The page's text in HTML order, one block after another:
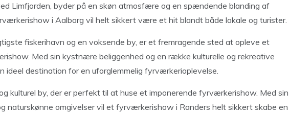
Limfjorden, byder på en skøn atmosfære og en spændende blanding af
i Aalborg vil helt sikkert være et hit blandt både lokale og turister.
fiskerihavn og en voksende by, er et fremragende sted at opleve et
Med sin kystnære beliggenhed og en række kulturelle og rekreative
ideel destination for en uforglemmelig fyrværkerioplevelse.
kulturel by, der er perfekt til at huse et imponerende fyrværkerishow. Med sin
naturskønne omgivelser vil et fyrværkerishow i Randers helt sikkert skabe en